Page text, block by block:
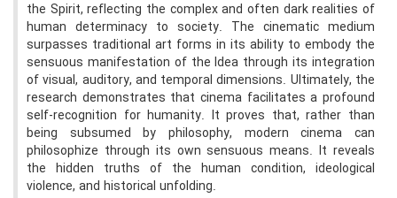
the Spirit, reflecting the complex and often dark realities of
human determinacy to society. The cinematic medium
surpasses traditional art forms in its ability to embody the
sensuous manifestation of the Idea through its integration
of visual, auditory, and temporal dimensions. Ultimately, the
research demonstrates that cinema facilitates a profound
self-recognition for humanity. It proves that, rather than
being subsumed by philosophy, modern cinema can
philosophize through its own sensuous means. It reveals
the hidden truths of the human condition, ideological
violence, and historical unfolding.